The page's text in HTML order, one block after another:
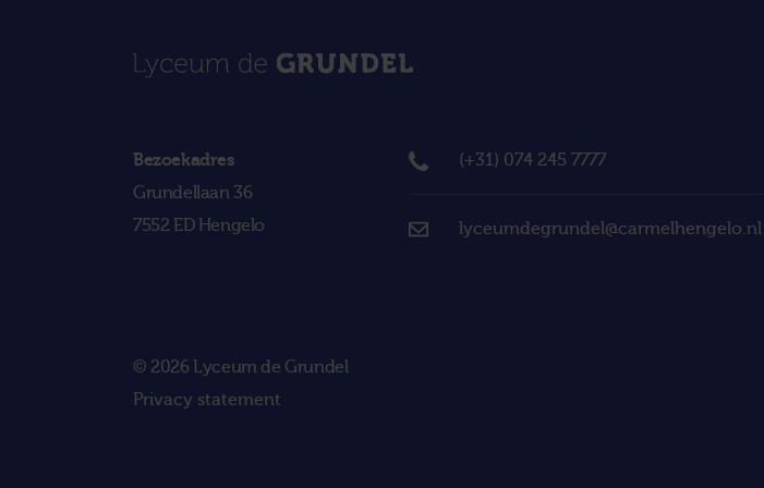
Bezoekadres
Grundellaan 36
7552 ED Hengelo
(+31) 074 245 7777
lyceumdegrundel@carmelhengelo.nl
© 2026 Lyceum de Grundel
Privacy statement